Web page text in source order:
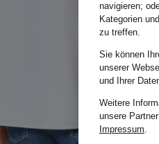
navigieren;
Kategorien
zu treffen.
Sie können
unserer
und Ihrer
Weitere
unsere
Impressum.